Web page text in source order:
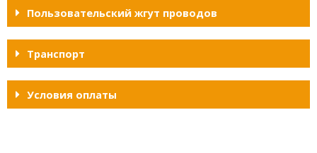
Пользовательский жгут проводов
Транспорт
Условия оплаты